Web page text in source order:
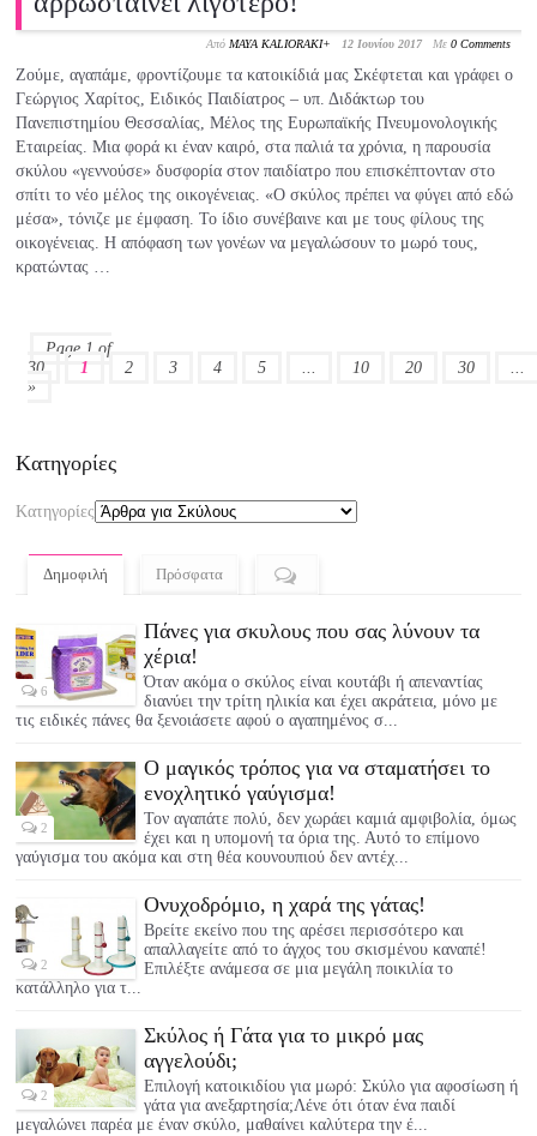
Από MAYA KALIORAKI+ 12 Ιουνίου 2017 Με0 Comments
Ζούμε, αγαπάμε, φροντίζουμε τα κατοικίδιά μας Σκέφτεται και γράφει ο
Γεώργιος Χαρίτος, Ειδικός Παιδίατρος – υπ. Διδάκτωρ του
Πανεπιστημίου Θεσσαλίας, Μέλος της Ευρωπαϊκής Πνευμονολογικής
Εταιρείας. Μια φορά κι έναν καιρό, στα παλιά τα χρόνια, η παρουσία
σκύλου «γεννούσε» δυσφορία στον παιδίατρο που επισκέπτονταν στο
σπίτι το νέο μέλος της οικογένειας. «Ο σκύλος πρέπει να φύγει από εδώ
μέσα», τόνιζε με έμφαση. Το ίδιο συνέβαινε και με τους φίλους της
οικογένειας. Η απόφαση των γονέων να μεγαλώσουν το μωρό τους,
κρατώντας …
Page 1 of
30
1 2 3 4 5 ... 10 20 30
...
»
Kατηγορίες
Kατηγορίες
Δημοφιλή Πρόσφατα
6
Πάνες για σκυλους που σας λύνουν τα
χέρια!
Όταν ακόμα ο σκύλος είναι κουτάβι ή απεναντίας
διανύει την τρίτη ηλικία και έχει ακράτεια, μόνο με
τις ειδικές πάνες θα ξενοιάσετε αφού ο αγαπημένος σ...
2
Ο μαγικός τρόπος για να σταματήσει το
ενοχλητικό γαύγισμα!
Τον αγαπάτε πολύ, δεν χωράει καμιά αμφιβολία, όμως
έχει και η υπομονή τα όρια της. Αυτό το επίμονο
γαύγισμα του ακόμα και στη θέα κουνουπιού δεν αντέχ...
2
Ονυχοδρόμιο, η χαρά της γάτας!
Βρείτε εκείνο που της αρέσει περισσότερο και
απαλλαγείτε από το άγχος του σκισμένου καναπέ!
Επιλέξτε ανάμεσα σε μια μεγάλη ποικιλία το
κατάλληλο για τ...
2
Σκύλος ή Γάτα για το μικρό μας
αγγελούδι;
Επιλογή κατοικιδίου για μωρό: Σκύλο για αφοσίωση ή
γάτα για ανεξαρτησία;Λένε ότι όταν ένα παιδί
μεγαλώνει παρέα με έναν σκύλο, μαθαίνει καλύτερα την έ...